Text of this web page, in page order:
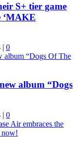
S+ tier game
‘MAKE
| 0
album “Dogs
| 0